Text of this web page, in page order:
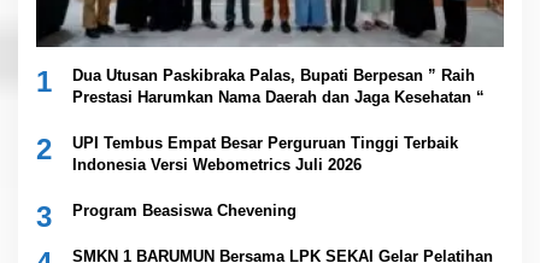
1
Dua Utusan Paskibraka Palas, Bupati Berpesan ” Raih
Prestasi Harumkan Nama Daerah dan Jaga Kesehatan “
2
UPI Tembus Empat Besar Perguruan Tinggi Terbaik
Indonesia Versi Webometrics Juli 2026
3 Program Beasiswa Chevening
SMKN 1 BARUMUN Bersama LPK SEKAI Gelar Pelatihan